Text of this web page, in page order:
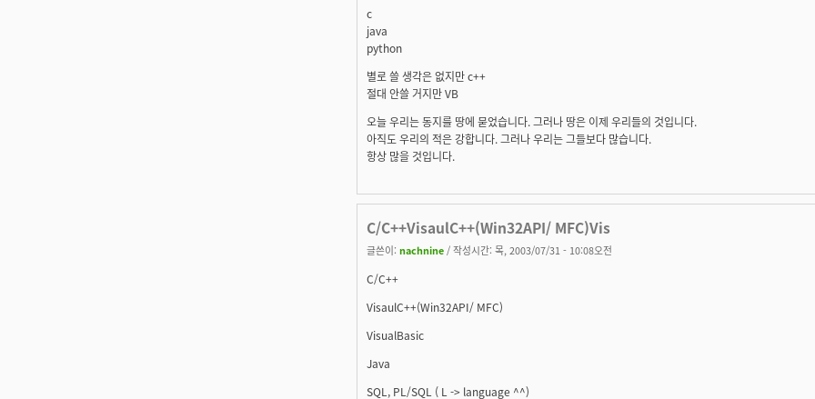
c
java
python
별로 쓸 생각은 없지만 c++
절대 안쓸 거지만 VB
오늘 우리는 동지를 땅에 묻었습니다. 그러나 땅은 이제 우리들의 것입니다.
아직도 우리의 적은 강합니다. 그러나 우리는 그들보다 많습니다.
항상 많을 것입니다.
C/C++VisaulC++(Win32API/ MFC)Vis
글쓴이: nachnine / 작성시간: 목, 2003/07/31 - 10:08오전
C/C++
VisaulC++(Win32API/ MFC)
VisualBasic
Java
SQL, PL/SQL ( L -> language ^^)